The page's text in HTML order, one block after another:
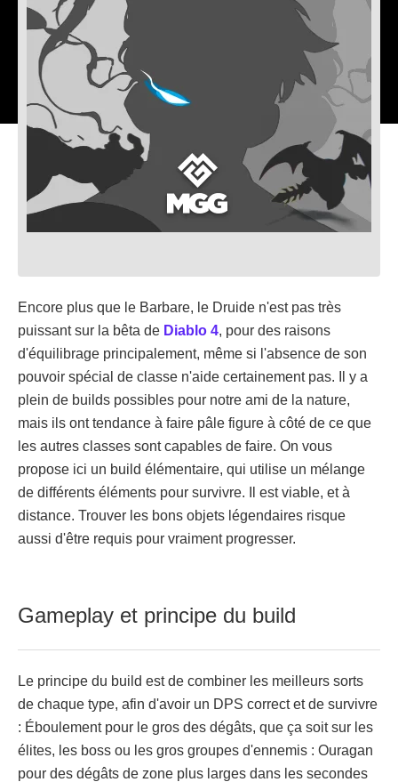
Encore plus que le Barbare, le Druide n'est pas très
puissant sur la bêta de Diablo 4, pour des raisons
d'équilibrage principalement, même si l'absence de son
pouvoir spécial de classe n'aide certainement pas. Il y a
plein de builds possibles pour notre ami de la nature,
mais ils ont tendance à faire pâle figure à côté de ce que
les autres classes sont capables de faire. On vous
propose ici un build élémentaire, qui utilise un mélange
de différents éléments pour survivre. Il est viable, et à
distance. Trouver les bons objets légendaires risque
aussi d'être requis pour vraiment progresser.
Gameplay et principe du build
Le principe du build est de combiner les meilleurs sorts
de chaque type, afin d'avoir un DPS correct et de survivre
: Éboulement pour le gros des dégâts, que ça soit sur les
élites, les boss ou les gros groupes d'ennemis : Ouragan
pour des dégâts de zone plus larges dans les secondes